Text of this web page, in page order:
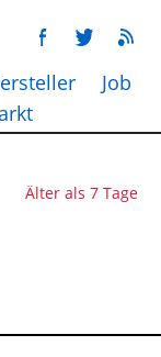
Job
Älter als 7 Tage